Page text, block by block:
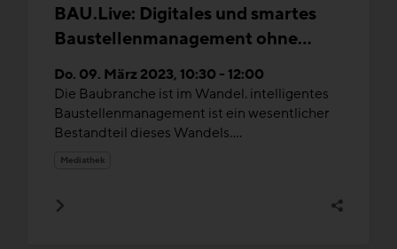
BAU.Live: Digitales und smartes
Baustellenmanagement ohne
Kompromisse
Do. 09. März 2023, 10:30 - 12:00
Die Baubranche ist im Wandel. intelligentes
Baustellenmanagement ist ein wesentlicher
Bestandteil dieses Wandels....
Mediathek